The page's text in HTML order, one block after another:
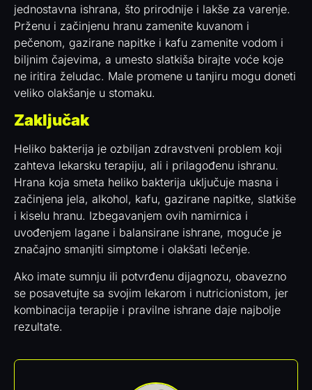
jednostavna ishrana, što prirodnije i lakše za varenje.
Prženu i začinjenu hranu zamenite kuvanom i
pečenom, gazirane napitke i kafu zamenite vodom i
biljnim čajevima, a umesto slatkiša birajte voće koje
ne iritira želudac. Male promene u tanjiru mogu doneti
veliko olakšanje u stomaku.
Zaključak
Heliko bakterija je ozbiljan zdravstveni problem koji
zahteva lekarsku terapiju, ali i prilagođenu ishranu.
Hrana koja smeta heliko bakterija uključuje masna i
začinjena jela, alkohol, kafu, gazirane napitke, slatkiše
i kiselu hranu. Izbegavanjem ovih namirnica i
uvođenjem lagane i balansirane ishrane, moguće je
značajno smanjiti simptome i olakšati lečenje.
Ako imate sumnju ili potvrđenu dijagnozu, obavezno
se posavetujte sa svojim lekarom i nutricionistom, jer
kombinacija terapije i pravilne ishrane daje najbolje
rezultate.